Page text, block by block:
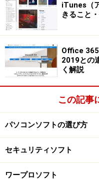
保存するときにファイル
OfficeファイルをPDFファ
2. Adobe
本家のアドビシステム
Adobe Acrobat Reader
することも可能です。
iTunes（
きること
Office
2019との
く解説
この記事
パソコンソフトの選び方
セキュリティソフト
ワープロソフト